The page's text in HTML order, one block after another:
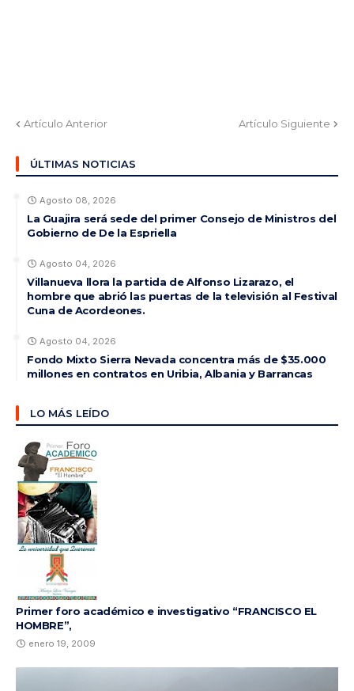
Artículo Anterior Artículo Siguiente
ÚLTIMAS NOTICIAS
Agosto 08, 2026
La Guajira será sede del primer Consejo de Ministros del
Gobierno de De la Espriella
Agosto 04, 2026
Villanueva llora la partida de Alfonso Lizarazo, el
hombre que abrió las puertas de la televisión al Festival
Cuna de Acordeones.
Agosto 04, 2026
Fondo Mixto Sierra Nevada concentra más de $35.000
millones en contratos en Uribia, Albania y Barrancas
LO MÁS LEÍDO
Primer foro académico e investigativo “FRANCISCO EL
HOMBRE”,
enero 19, 2009